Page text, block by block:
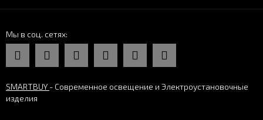
Мы в соц. сетях
SMARTBUY - Современное освещение и Электроустановочные
изделия